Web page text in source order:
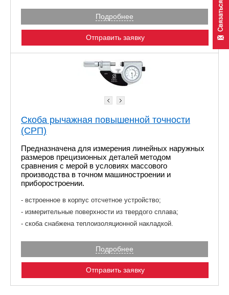
Подробнее
Отправить заявку
Скоба рычажная повышенной точности
(СРП)
Предназначена для измерения линейных наружных
размеров прецизионных деталей методом
сравнения с мерой в условиях массового
производства в точном машиностроении и
приборостроении.
встроенное в корпус отсчетное устройство;
измерительные поверхности из твердого сплава;
скоба снабжена теплоизоляционной накладкой.
Подробнее
Отправить заявку